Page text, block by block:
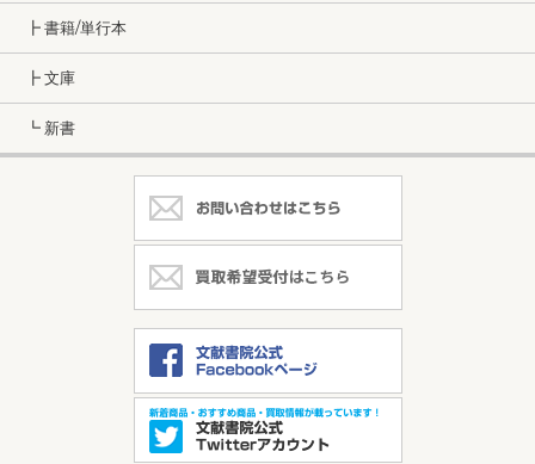
┣ 書籍/単行本
┣ 文庫
┗ 新書